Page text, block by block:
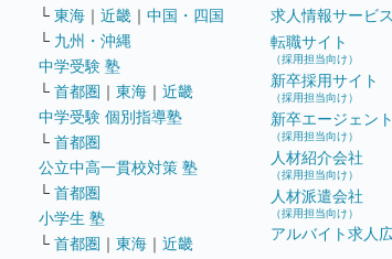
└ 東海 ｜ 近畿 ｜ 中国・四国
└ 九州・沖縄
中学受験 塾
└ 首都圏 ｜ 東海 ｜ 近畿
中学受験 個別指導塾
└ 首都圏
公立中高一貫校対策 塾
└ 首都圏
小学生 塾
└ 首都圏 ｜ 東海 ｜ 近畿
求人情報サービ
転職サイト
（採用担当向け）
新卒採用サイト
（採用担当向け）
新卒エージェン
（採用担当向け）
人材紹介会社
（採用担当向け）
人材派遣会社
（採用担当向け）
アルバイト求人